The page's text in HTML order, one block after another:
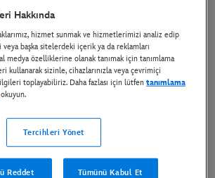
Hakkında
hizmet sunmak ve hizmetlerimizi analiz edip
başka sitelerdeki içerik ya da reklamları
medya özelliklerine olanak tanımak için tanımlama
sizinle, cihazlarınızla veya çevrimiçi
toplayabiliriz. Daha fazlası için lütfentanımlama
okuyun.
Tercihleri Yönet
Reddet Tümünü Kabul Et